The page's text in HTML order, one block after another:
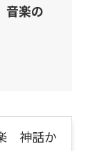
音楽の
神話か